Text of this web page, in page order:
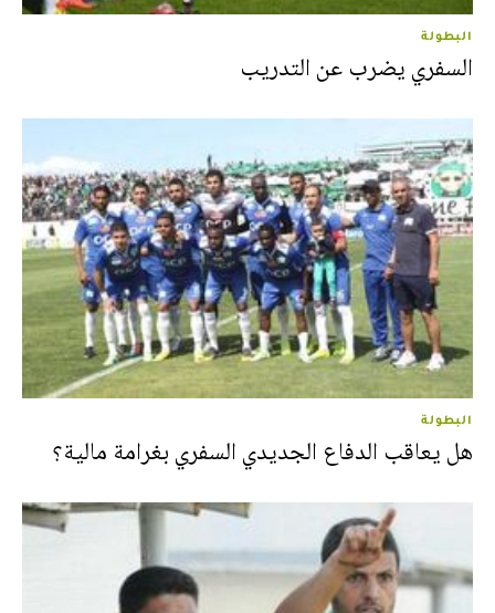
البطولة
السفري يضرب عن التدريب
البطولة
هل يعاقب الدفاع الجديدي السفري بغرامة مالية؟